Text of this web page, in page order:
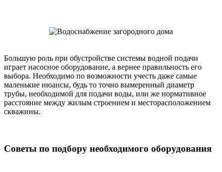
Большую роль при обустройстве системы водной подачи
играет насосное оборудование, а вернее правильность его
выбора. Необходимо по возможности учесть даже самые
маленькие нюансы, будь то точно вымеренный диаметр
трубы, необходимой для подачи воды, или же нормативное
расстояние между жилым строением и месторасположением
скважины.
Советы по подбору необходимого оборудования